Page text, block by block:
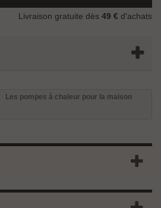
Livraison gratuite dès 49 € d'achats
Les pompes à chaleur pour la maison